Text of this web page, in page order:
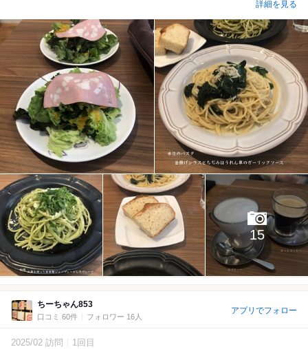
詳細を見る
15
ちーちゃん853
口コミ 60件 フォロワー 16人
アプリでフォロー
2025/02 訪問 1回目